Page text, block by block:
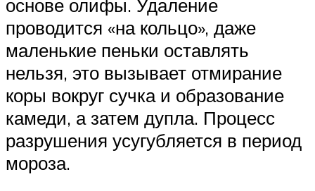
основе олифы. Удаление
проводится «на кольцо», даже
маленькие пеньки оставлять
нельзя, это вызывает отмирание
коры вокруг сучка и образование
камеди, а затем дупла. Процесс
разрушения усугубляется в период
мороза.